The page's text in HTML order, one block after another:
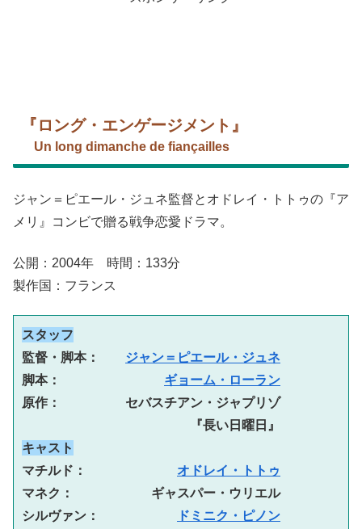
『ロング・エンゲージメント』
Un long dimanche de fiançailles
ジャン＝ピエール・ジュネ監督とオドレイ・トトゥの『ア
メリ』コンビで贈る戦争恋愛ドラマ。
公開：2004年 時間：133分
製作国：フランス
スタッフ
監督・脚本： ジャン＝ピエール・ジュネ
脚本： ギョーム・ローラン
原作：　　　　　セバスチアン・ジャプリゾ
『長い日曜日』
キャスト
マチルド： オドレイ・トトゥ
マネク：　　　　　　ギャスパー・ウリエル
シルヴァン：
ドミニク・ピノン